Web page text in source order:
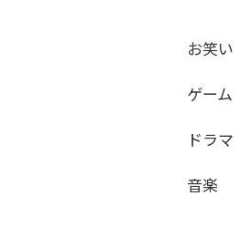
お笑い
ゲーム
ドラマ
音楽